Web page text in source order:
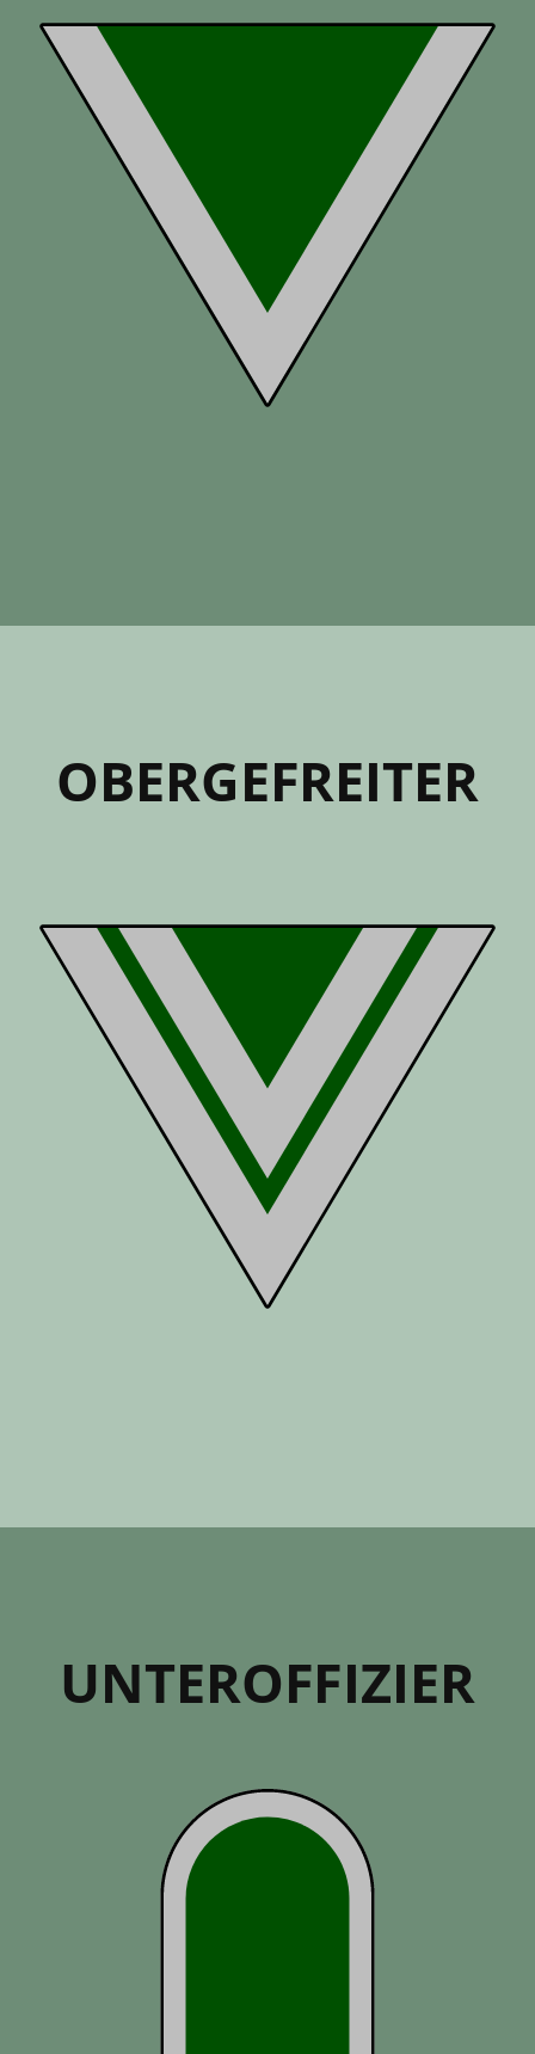
OBER­GEFREITER
UNTER­OFFIZIER